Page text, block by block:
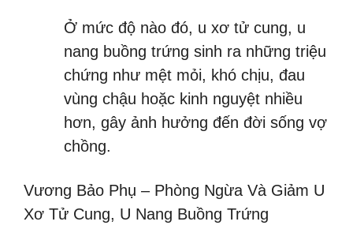
Ở mức độ nào đó, u xơ tử cung, u
nang buồng trứng sinh ra những triệu
chứng như mệt mỏi, khó chịu, đau
vùng chậu hoặc kinh nguyệt nhiều
hơn, gây ảnh hưởng đến đời sống vợ
chồng.
Vương Bảo Phụ – Phòng Ngừa Và Giảm U
Xơ Tử Cung, U Nang Buồng Trứng